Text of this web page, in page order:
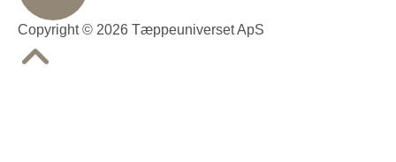
Copyright © 2026 Tæppeuniverset ApS